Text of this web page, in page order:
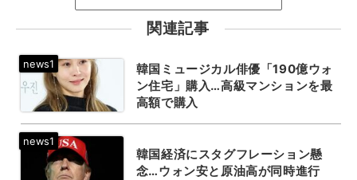
関連記事
韓国ミュージカル俳優「190億ウォ
ン住宅」購入…高級マンションを最
高額で購入
韓国経済にスタグフレーション懸
念…ウォン安と原油高が同時進行